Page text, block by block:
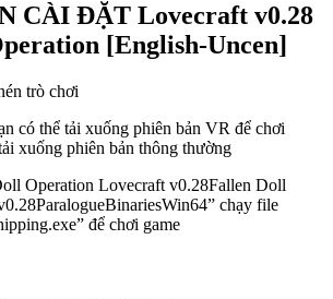
CÀI ĐẶT Lovecraft v0.28
[English-Uncen]
trò chơi
có thể tải xuống phiên bản VR để chơi
xuống phiên bản thông thường
Operation Lovecraft v0.28Fallen Doll
chạy file
để chơi game